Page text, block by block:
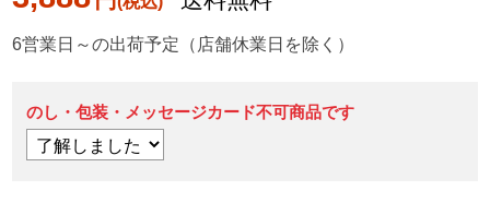
6営業日～の出荷予定（店舗休業日を除く）
のし・包装・メッセージカード不可商品です